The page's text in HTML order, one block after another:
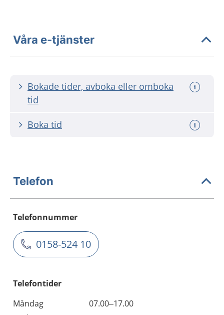
Våra e-tjänster
Bokade tider, avboka eller omboka
tid
Boka tid
Telefon
Telefonnummer
0158-524 10
Telefontider
Måndag
07.00–17.00